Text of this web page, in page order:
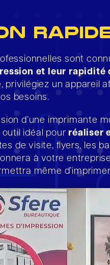
sont
et leur rapidité
privilégiez un appareil
besoins.
d’une imprimante
idéal pour réaliser
de visite, flyers, les
à votre
même